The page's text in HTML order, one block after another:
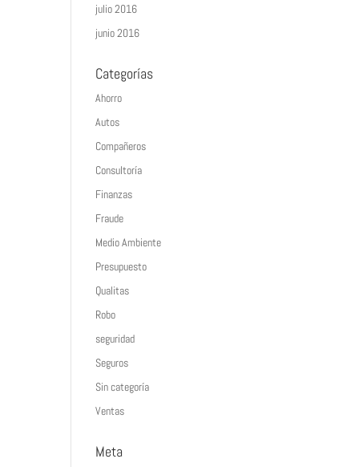
julio 2016
junio 2016
Categorías
Ahorro
Autos
Compañeros
Consultoría
Finanzas
Fraude
Medio Ambiente
Presupuesto
Qualitas
Robo
seguridad
Seguros
Sin categoría
Ventas
Meta